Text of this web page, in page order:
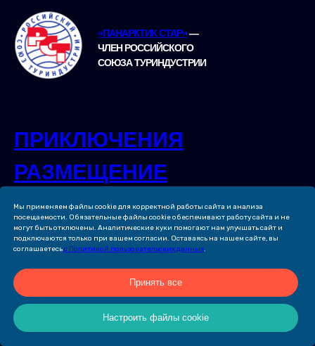
«ПАНАРКТИК СТАР»—
ЧЛЕН РОССИЙСКОГО
СОЮЗА ТУРИНДУСТРИИ
ПРИКЛЮЧЕНИЯ
РАЗМЕЩЕНИЕ
КОМПАНИЯ
СМИ О НАС
ДЛЯ БИЗНЕСА
ФОТОГАЛЕРЕЯ
КОМАНДА
Мы применяем файлы cookie для корректной работы сайта и анализа
посещаемости. Обязательные файлы cookie обеспечивают работу сайта и не
могут быть отключены. Аналитические куки помогают нам улучшать сайт и
подключаются только при вашем согласии. Оставаясь на нашем сайте, вы
соглашаетесьс Политикой пользовательских данных.
Принять все
Настроить файлы cookie